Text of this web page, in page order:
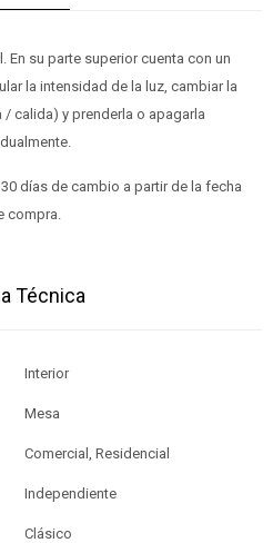
En su parte superior cuenta con un
la intensidad de la luz, cambiar la
/ calida) y prenderla o apagarla
días de cambio a partir de la fecha
compra.
Técnica
Interior
Mesa
Comercial, Residencial
Independiente
Clásico